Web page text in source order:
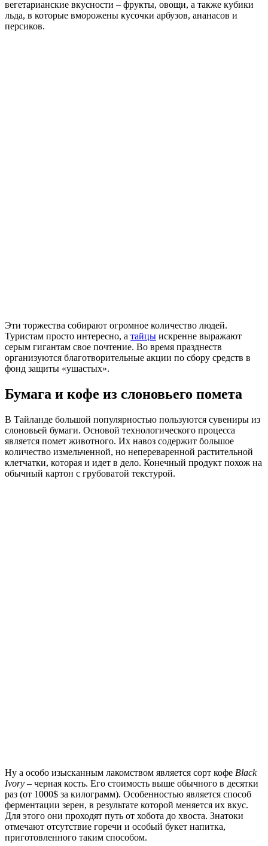
вегетарианские вкусности – фрукты, овощи, а также кубики
льда, в которые вморожены кусочки арбузов, ананасов и
персиков.
Эти торжества собирают огромное количество людей.
Туристам просто интересно, а тайцы искренне выражают
серым гигантам свое почтение. Во время празднеств
организуются благотворительные акции по сбору средств в
фонд защиты «ушастых».
Бумага и кофе из слоновьего помета
В Тайланде большой популярностью пользуются сувениры из
слоновьей бумаги. Основой технологического процесса
является помет животного. Их навоз содержит большое
количество измельченной, но непереваренной растительной
клетчатки, которая и идет в дело. Конечный продукт похож на
обычный картон с грубоватой текстурой.
Ну а особо изысканным лакомством является сорт кофе Black
Ivory – черная кость. Его стоимость выше обычного в десятки
раз (от 1000$ за килограмм). Особенностью является способ
ферментации зерен, в результате которой меняется их вкус.
Для этого они проходят путь от хобота до хвоста. Знатоки
отмечают отсутствие горечи и особый букет напитка,
приготовленного таким способом.